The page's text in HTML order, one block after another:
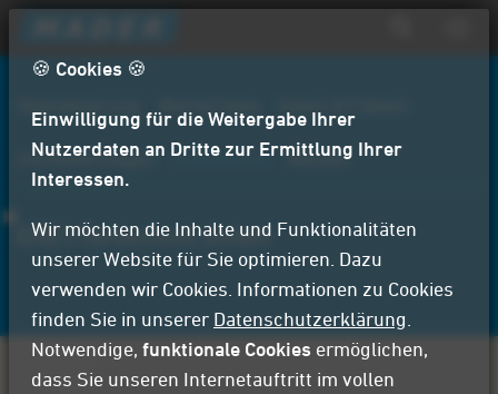
D
m
a
Suchformular
Zertifizierungen Referenzen Aktuell
ERET-Tortechnik GmbH
🍪 Cookies 🍪
Einwilligung für die Weitergabe Ihrer
Nutzerdaten an Dritte zur Ermittlung Ihrer
Interessen.
Wir möchten die Inhalte und Funktionalitäten
unserer Website für Sie optimieren. Dazu
verwenden wir Cookies. Informationen zu Cookies
finden Sie in unserer Datenschutzerklärung
Notwendige, funktionale Cookies ermöglichen,
dass Sie unseren Internetauftritt im vollen